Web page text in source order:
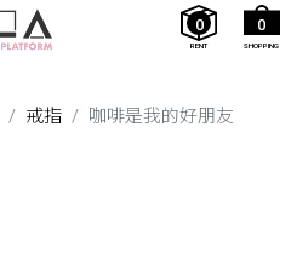
SHOPPING
0
RENT
0
戒指 咖啡是我的好朋友